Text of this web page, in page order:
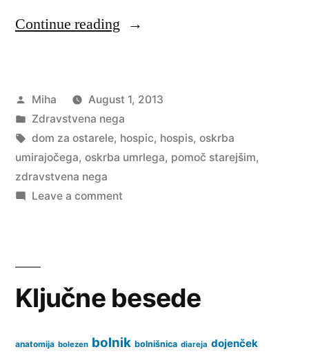
Continue reading “Hospic”
Posted
by
Miha
August 1, 2013
Posted
in
Zdravstvena nega
Tags:
dom za ostarele, hospic, hospis, oskrba
umirajočega, oskrba umrlega, pomoč starejšim,
zdravstvena nega
Leave a commenton
Ključne besede
anatomija bolezen bolnik bolnišnica diareja dojenček